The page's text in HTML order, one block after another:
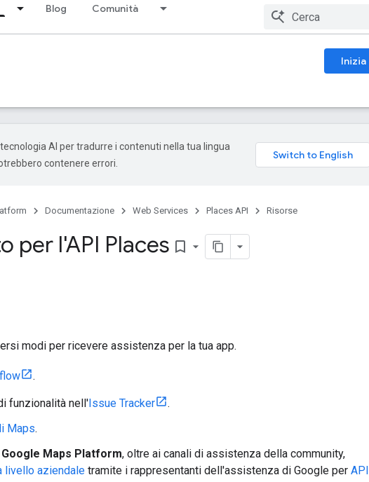
Blog Comunità
Inizia
AI per tradurre i contenuti nella tua lingua
contenere errori.
Documentazione Web Services Places API Risorse
per l'API Places bookmark_border
modi per ricevere assistenza per la tua app.
.
funzionalità nell'Issue Tracker
.
Maps.
Maps Platform, oltre ai canali di assistenza della community,
livello aziendale tramite i rappresentanti dell'assistenza di Google per API